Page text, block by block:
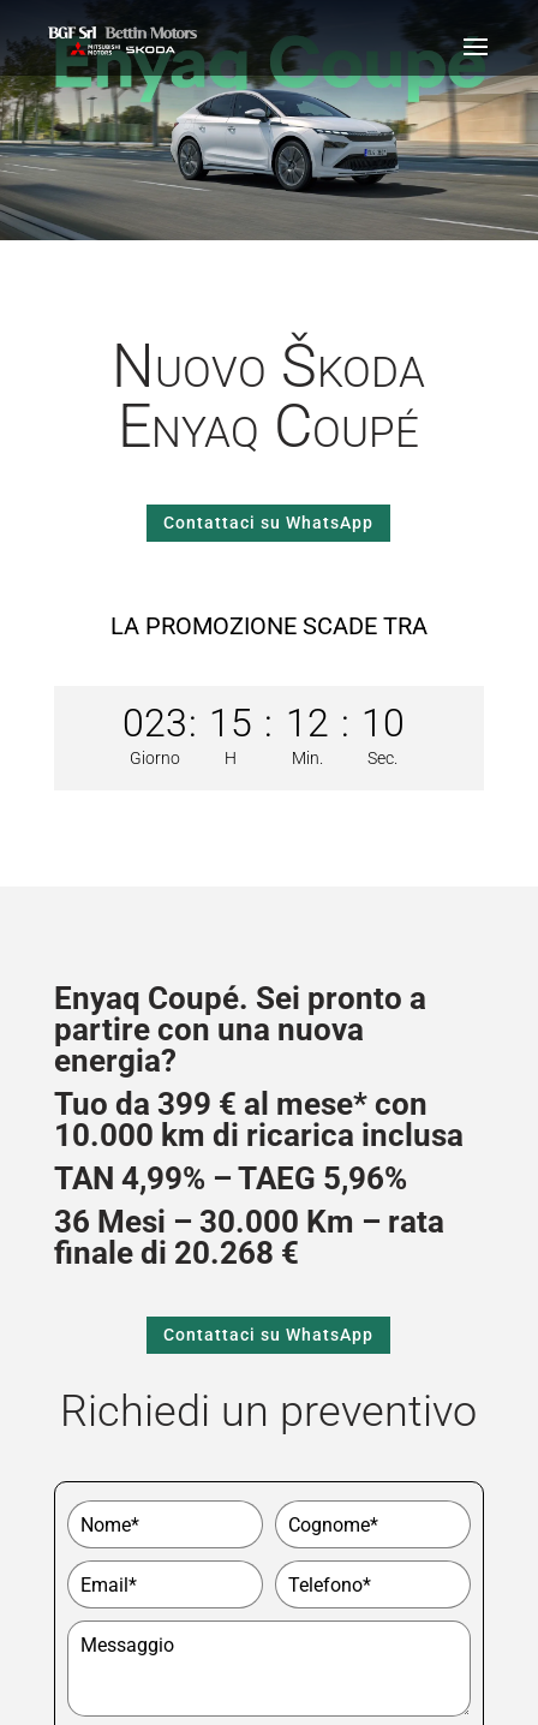
Nuovo Škoda
Enyaq Coupé
Contattaci su WhatsApp
LA PROMOZIONE SCADE TRA
023
Giorno
: 15
H
: 12
Min.
: 09
Sec.
Enyaq Coupé. Sei pronto a
partire con una nuova
energia?
Tuo da 399 € al mese* con
10.000 km di ricarica inclusa
TAN 4,99% – TAEG 5,96%
36 Mesi – 30.000 Km – rata
finale di 20.268 €
Contattaci su WhatsApp
Richiedi un preventivo
Seleziona la fascia oraria di preferenza
15.00 - 17.00
17.00 - 19.00